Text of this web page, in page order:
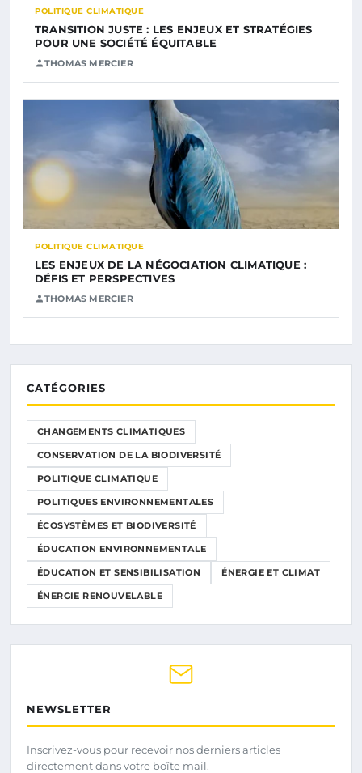
POLITIQUE CLIMATIQUE
TRANSITION JUSTE : LES ENJEUX ET STRATÉGIES
POUR UNE SOCIÉTÉ ÉQUITABLE
THOMAS MERCIER
POLITIQUE CLIMATIQUE
LES ENJEUX DE LA NÉGOCIATION CLIMATIQUE :
DÉFIS ET PERSPECTIVES
THOMAS MERCIER
CATÉGORIES
CHANGEMENTS CLIMATIQUES
CONSERVATION DE LA BIODIVERSITÉ
POLITIQUE CLIMATIQUE
POLITIQUES ENVIRONNEMENTALES
ÉCOSYSTÈMES ET BIODIVERSITÉ
ÉDUCATION ENVIRONNEMENTALE
ÉDUCATION ET SENSIBILISATION ÉNERGIE ET CLIMAT
ÉNERGIE RENOUVELABLE
NEWSLETTER
Inscrivez-vous pour recevoir nos derniers articles
directement dans votre boîte mail.